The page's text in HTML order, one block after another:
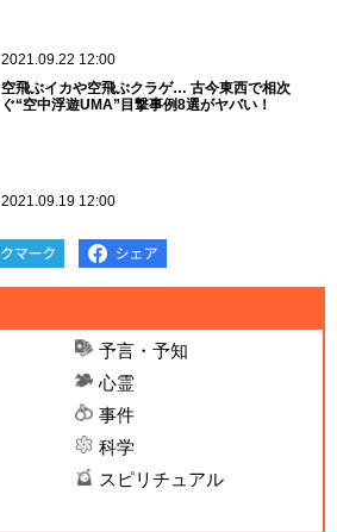
2021.09.22 12:00
空飛ぶイカや空飛ぶクラゲ… 古今東西で相次
ぐ“空中浮遊UMA”目撃事例8選がヤバい！
2021.09.19 12:00
予言・予知
心霊
事件
科学
スピリチュアル